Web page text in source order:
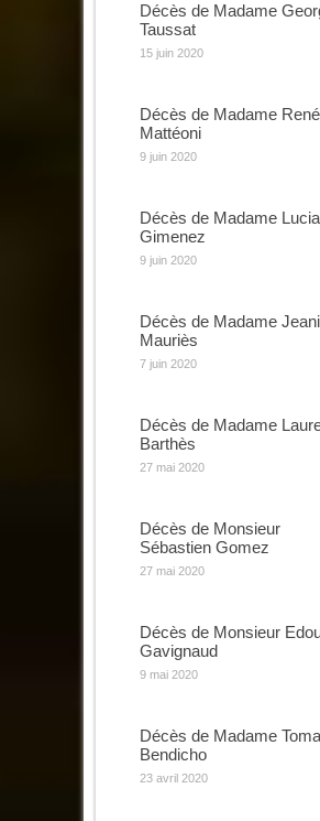
Décès de Madame
Taussat
15 juin 2020
Décès de Madame
Mattéoni
9 juin 2020
Décès de Madame
Gimenez
9 juin 2020
Décès de Madame
Mauriès
7 juin 2020
Décès de Madame
Barthès
27 mai 2020
Décès de Monsieur
Sébastien Gomez
27 mai 2020
Décès de Monsieur
Gavignaud
9 mai 2020
Décès de Madame
Bendicho
23 avril 2020